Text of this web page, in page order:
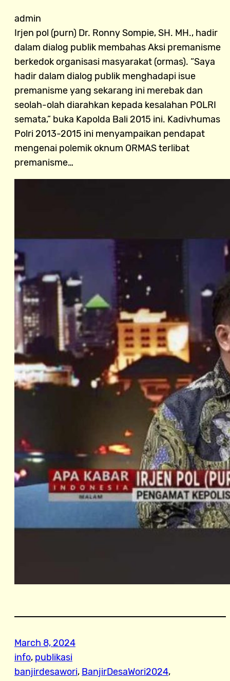
admin
Irjen pol (purn) Dr. Ronny Sompie, SH. MH., hadir
dalam dialog publik membahas Aksi premanisme
berkedok organisasi masyarakat (ormas). “Saya
hadir dalam dialog publik menghadapi isue
premanisme yang sekarang ini merebak dan
seolah-olah diarahkan kepada kesalahan POLRI
semata,” buka Kapolda Bali 2015 ini. Kadivhumas
Polri 2013-2015 ini menyampaikan pendapat
mengenai polemik oknum ORMAS terlibat
premanisme…
March 8, 2024
info, publikasi
banjirdesawori, BanjirDesaWori2024